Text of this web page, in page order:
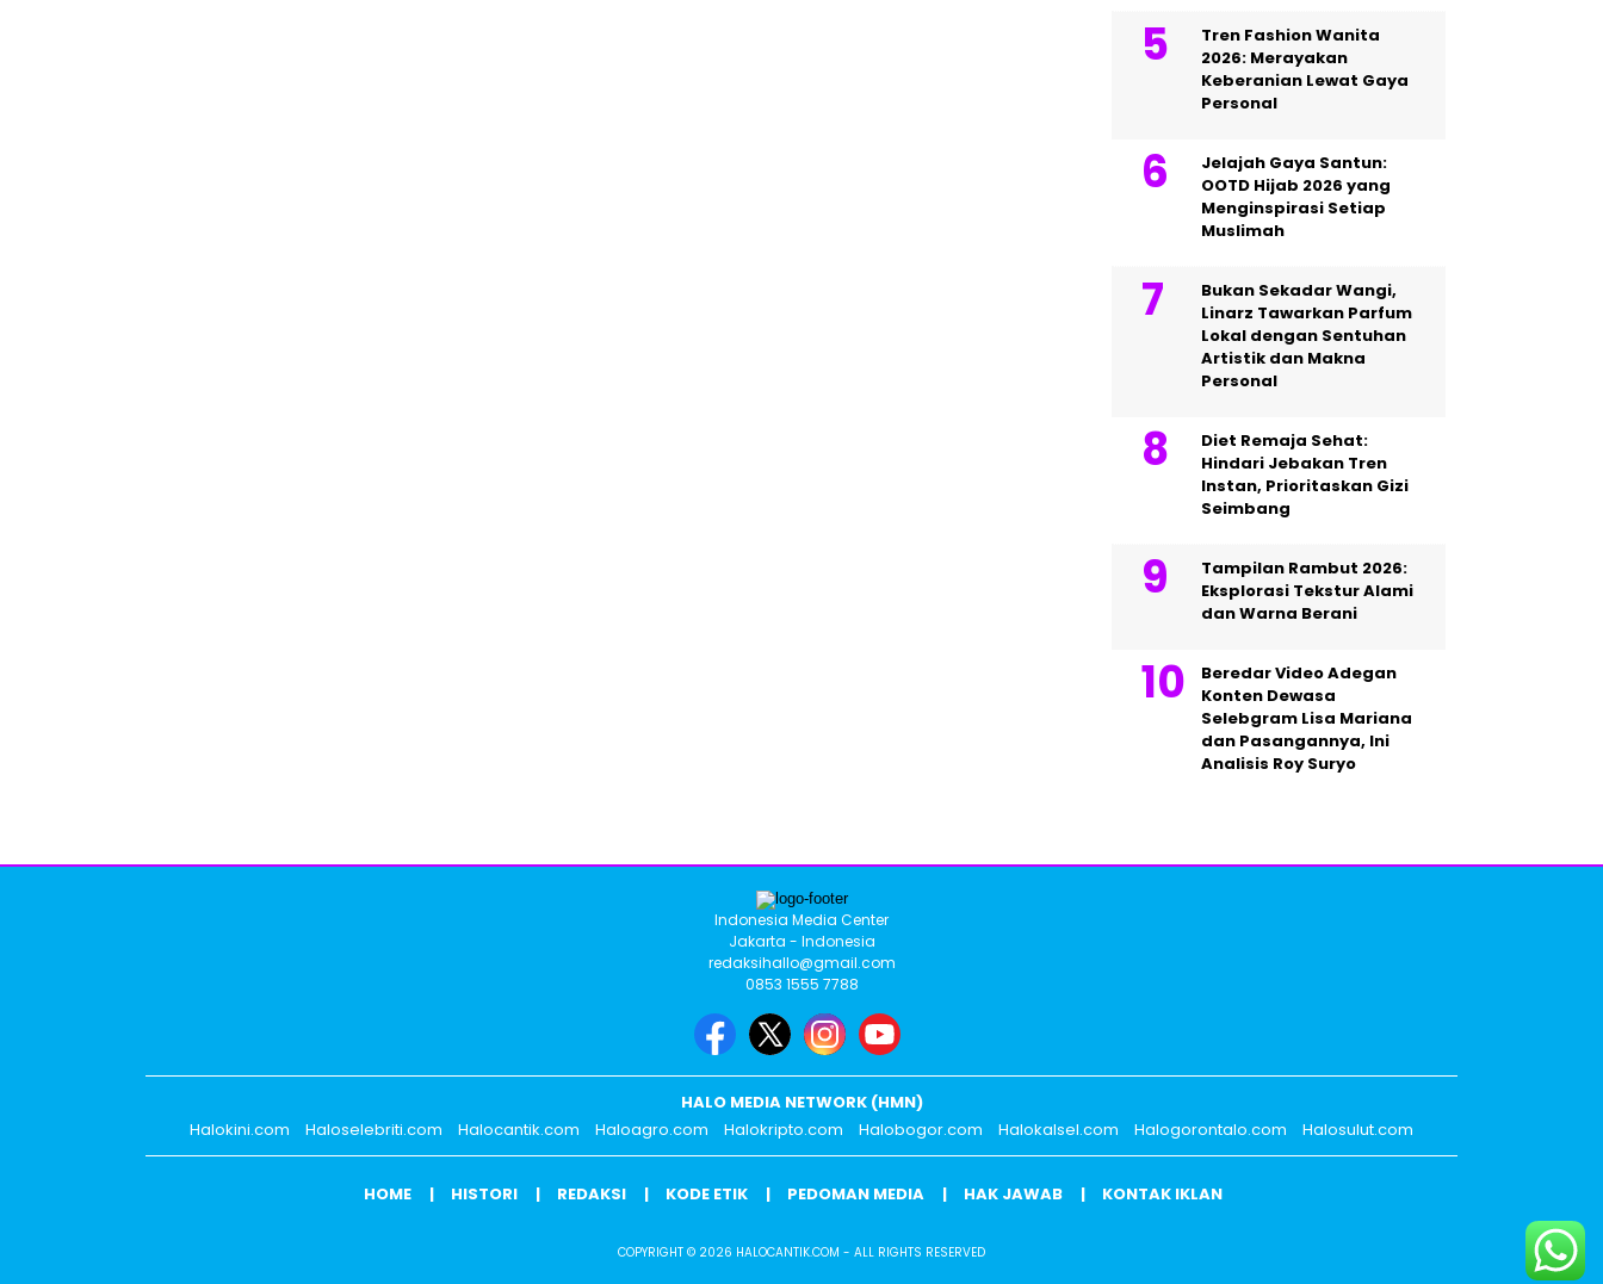
Tren Fashion Wanita
2026: Merayakan
Keberanian Lewat Gaya
Personal
Jelajah Gaya Santun:
OOTD Hijab 2026 yang
Menginspirasi Setiap
Muslimah
Bukan Sekadar Wangi,
Linarz Tawarkan Parfum
Lokal dengan Sentuhan
Artistik dan Makna
Personal
Diet Remaja Sehat:
Hindari Jebakan Tren
Instan, Prioritaskan Gizi
Seimbang
Tampilan Rambut 2026:
Eksplorasi Tekstur Alami
dan Warna Berani
Beredar Video Adegan
Konten Dewasa
Selebgram Lisa Mariana
dan Pasangannya, Ini
Analisis Roy Suryo
Indonesia Media Center
Jakarta - Indonesia
redaksihallo@gmail.com
0853 1555 7788
HALO MEDIA NETWORK (HMN)
Halokini.com
Haloselebriti.com Halocantik.com Haloagro.com Halokripto.com Halobogor.com Halokalsel.com Halogorontalo.com Halosulut.com
HOME HISTORI REDAKSI KODE ETIK PEDOMAN MEDIA HAK JAWAB KONTAK IKLAN
COPYRIGHT © 2026 HALOCANTIK.COM - ALL RIGHTS RESERVED